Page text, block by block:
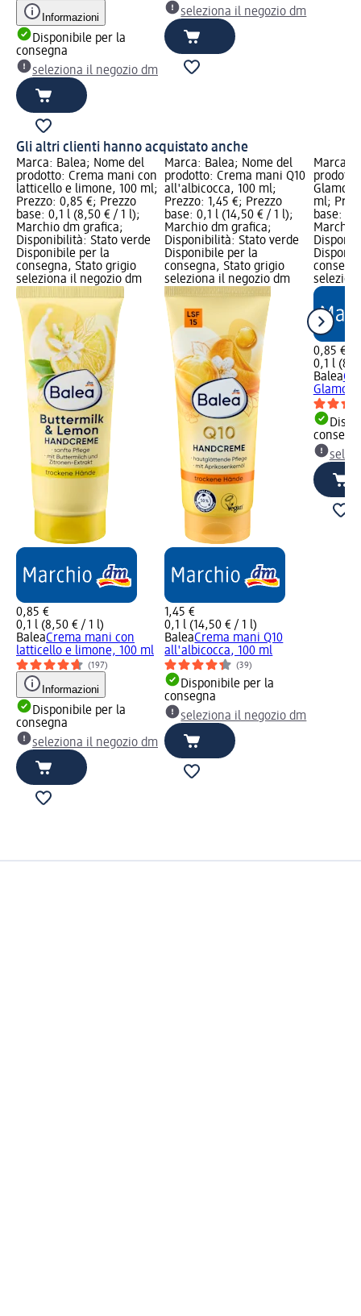
Informazioni
Disponibile per la
consegna
seleziona il negozio dm
seleziona il negozio dm
Gli altri clienti hanno acquistato anche
Marca: Balea; Nome del
prodotto: Crema mani con
latticello e limone, 100 ml;
Prezzo: 0,85 €; Prezzo
base: 0,1 l (8,50 € / 1 l);
Marchio dm grafica;
Disponibilità: Stato verde
Disponibile per la
consegna, Stato grigio
seleziona il negozio dm
0,85 €
0,1 l (8,50 € / 1 l)
BaleaCrema mani con
latticello e limone, 100 ml
(197)
Informazioni
Disponibile per la
consegna
seleziona il negozio dm
Marca: Balea; Nome del
prodotto: Crema mani Q10
all'albicocca, 100 ml;
Prezzo: 1,45 €; Prezzo
base: 0,1 l (14,50 € / 1 l);
Marchio dm grafica;
Disponibilità: Stato verde
Disponibile per la
consegna, Stato grigio
seleziona il negozio dm
1,45 €
0,1 l (14,50 € / 1 l)
BaleaCrema mani Q10
all'albicocca, 100 ml
(39)
Disponibile per la
consegna
seleziona il negozio dm
Marca:
ml;
base:
Marchio
0,85 €
0,1 l
Balea